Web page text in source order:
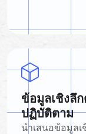
ข้อมูลเชิงลึ
ปฏิบัติตาม
นำเสนอข้อมูลเ